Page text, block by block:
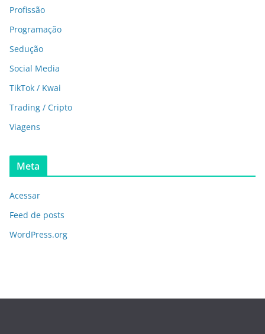
Profissão
Programação
Sedução
Social Media
TikTok / Kwai
Trading / Cripto
Viagens
Meta
Acessar
Feed de posts
WordPress.org